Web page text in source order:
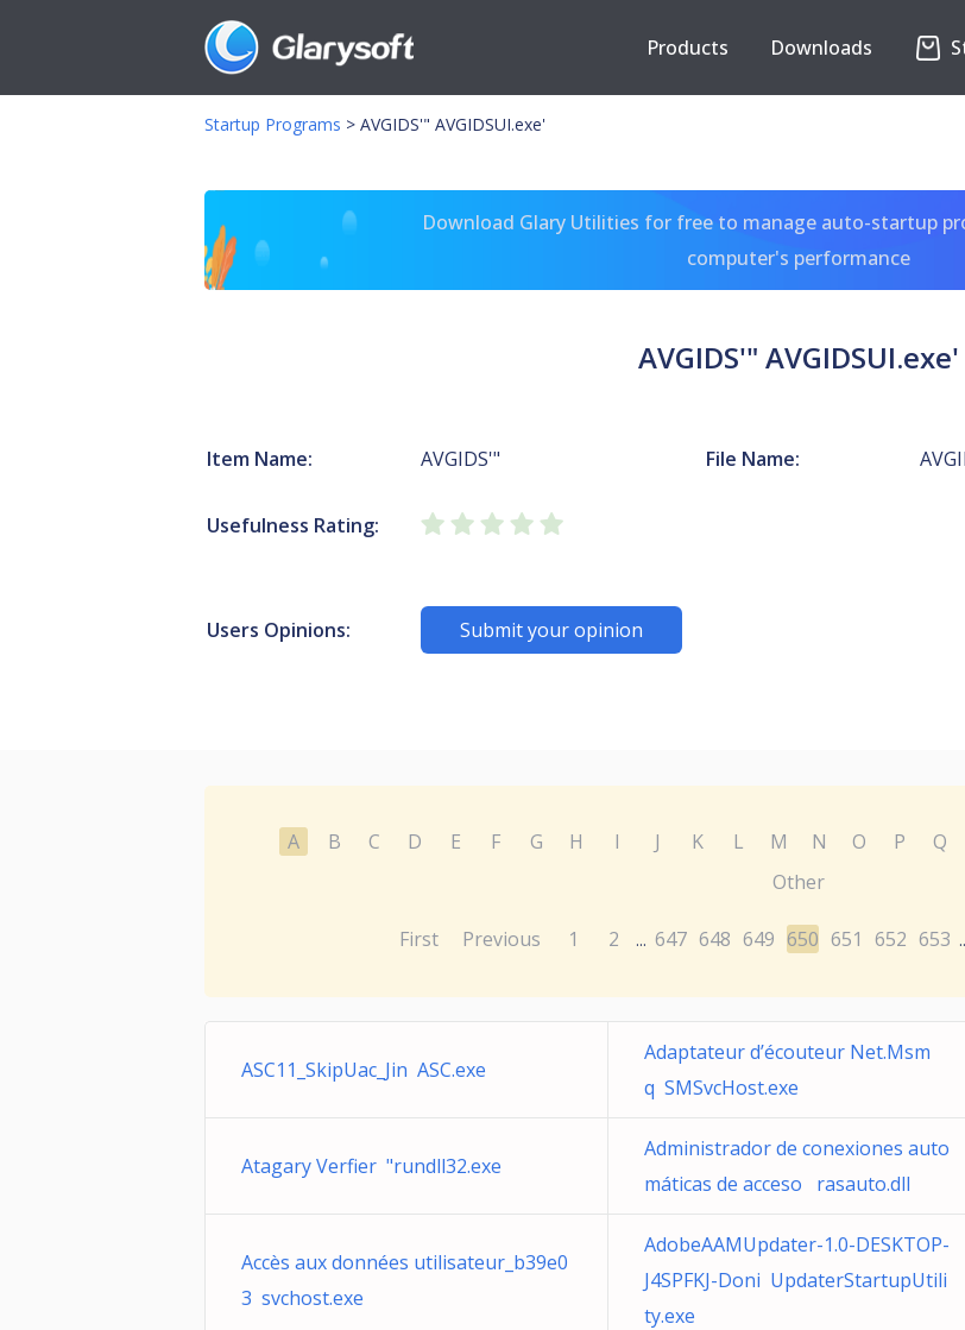
Products Downloads
Startup Programs > AVGIDS'" AVGIDSUI.exe'
Download Glary Utilities for free to manage auto-startup
computer's performance
AVGIDS'" AVGIDSUI.exe'
Item Name: AVGIDS'" File Name:
Usefulness Rating:
Users Opinions: Submit your opinion
A B C D E F G H I J K L M N O P Q
Other
First Previous 1 2 ... 647 648 649 650 651 652 653
ASC11_SkipUac_Jin ASC.exe
Adaptateur d’écouteur Net.Msm
q SMSvcHost.exe
Atagary Verfier "rundll32.exe
Administrador de conexiones auto
máticas de acceso rasauto.dll
Accès aux données utilisateur_b39e0
3 svchost.exe
AdobeAAMUpdater-1.0-DESKTOP-
J4SPFKJ-Doni UpdaterStartupUtili
ty.exe